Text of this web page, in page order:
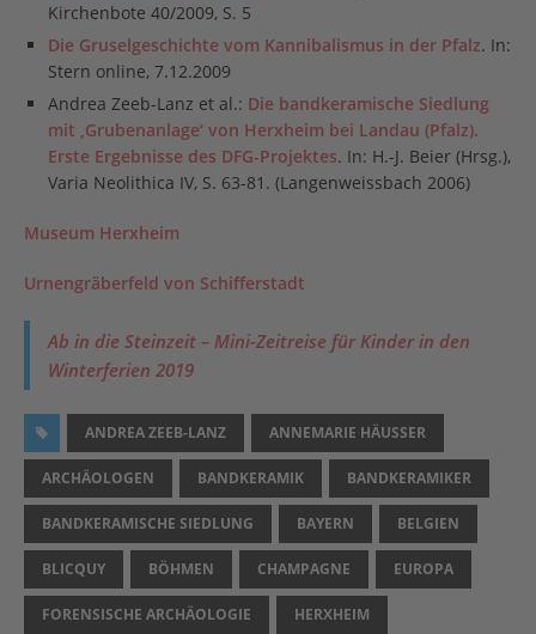
Kirchenbote 40/2009, S. 5
Die Gruselgeschichte vom Kannibalismus in der Pfalz. In:
Stern online, 7.12.2009
Andrea Zeeb-Lanz et al.: Die bandkeramische Siedlung
mit ‚Grubenanlage‘ von Herxheim bei Landau (Pfalz).
Erste Ergebnisse des DFG-Projektes. In: H.-J. Beier (Hrsg.),
Varia Neolithica IV, S. 63-81. (Langenweissbach 2006)
Museum Herxheim
Urnengräberfeld von Schifferstadt
Ab in die Steinzeit – Mini-Zeitreise für Kinder in den
Winterferien 2019
ANDREA ZEEB-LANZ ANNEMARIE HÄUSSER
ARCHÄOLOGEN BANDKERAMIK BANDKERAMIKER
BANDKERAMISCHE SIEDLUNG BAYERN BELGIEN
BLICQUY BÖHMEN CHAMPAGNE EUROPA
FORENSISCHE ARCHÄOLOGIE HERXHEIM